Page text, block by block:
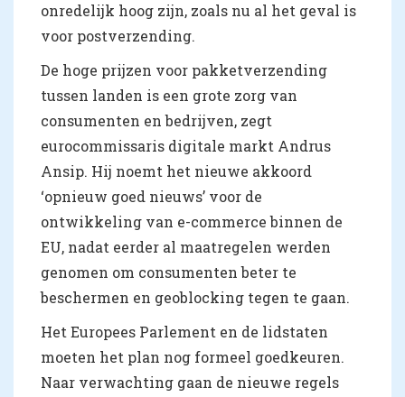
onredelijk hoog zijn, zoals nu al het geval is
voor postverzending.
De hoge prijzen voor pakketverzending
tussen landen is een grote zorg van
consumenten en bedrijven, zegt
eurocommissaris digitale markt Andrus
Ansip. Hij noemt het nieuwe akkoord
‘opnieuw goed nieuws’ voor de
ontwikkeling van e-commerce binnen de
EU, nadat eerder al maatregelen werden
genomen om consumenten beter te
beschermen en geoblocking tegen te gaan.
Het Europees Parlement en de lidstaten
moeten het plan nog formeel goedkeuren.
Naar verwachting gaan de nieuwe regels